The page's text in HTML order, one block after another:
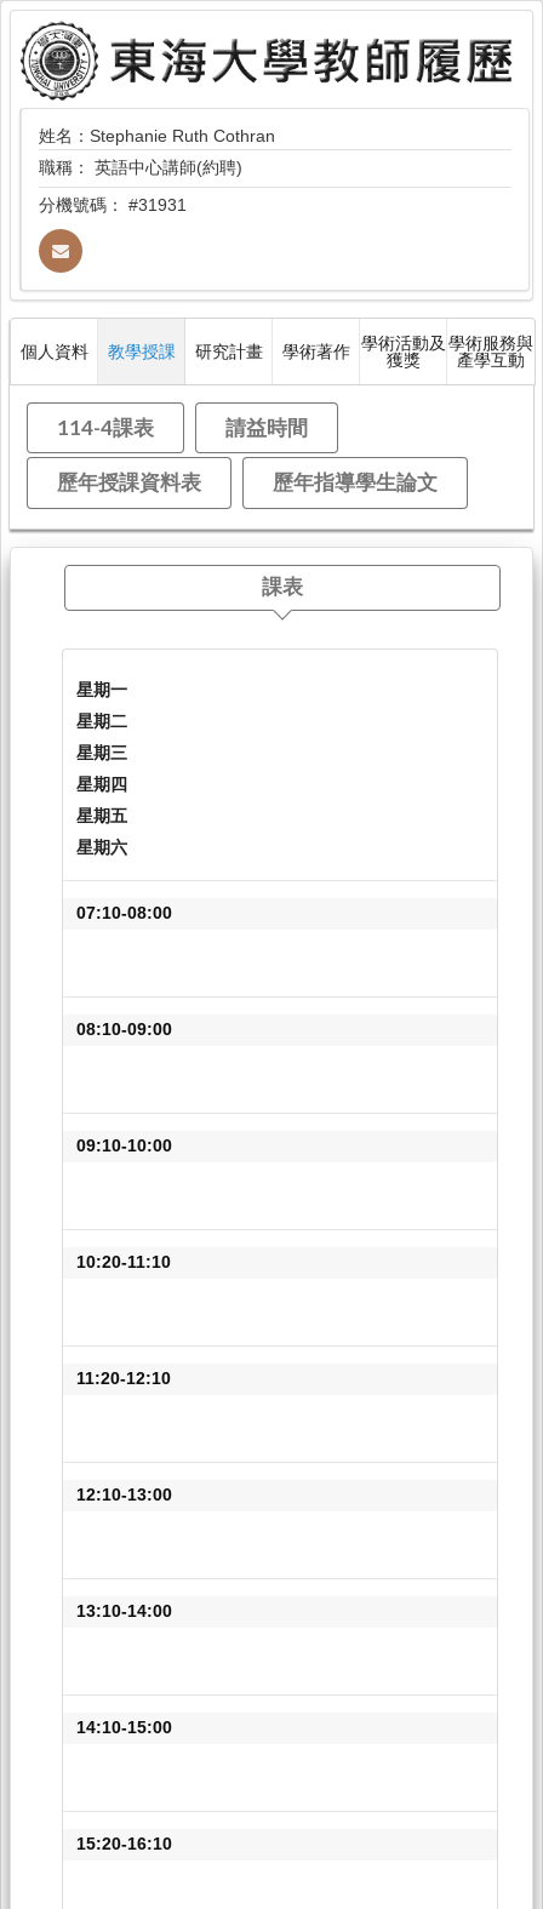
姓名：Stephanie Ruth Cothran
職稱： 英語中心講師(約聘)
分機號碼： #31931
個人資料 教學授課 研究計畫 學術著作 學術活動及
獲獎
學術服務與
產學互動
114-4課表 請益時間
歷年授課資料表 歷年指導學生論文
課表
星期一
星期二
星期三
星期四
星期五
星期六
07:10-08:00
08:10-09:00
09:10-10:00
10:20-11:10
11:20-12:10
12:10-13:00
13:10-14:00
14:10-15:00
15:20-16:10